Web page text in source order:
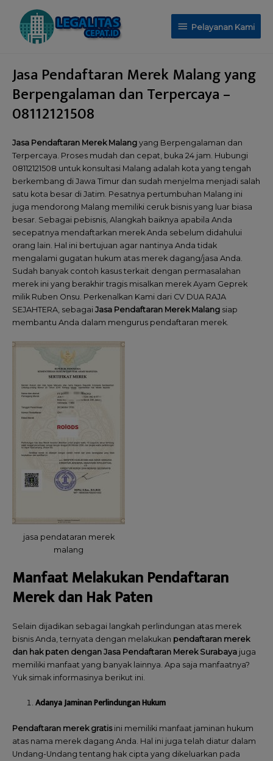
Pelayanan Kami
Jasa Pendaftaran Merek Malang yang
Berpengalaman dan Terpercaya –
08112121508
Jasa Pendaftaran Merek Malang yang Berpengalaman dan
Terpercaya. Proses mudah dan cepat, buka 24 jam. Hubungi
08112121508 untuk konsultasi Malang adalah kota yang tengah
berkembang di Jawa Timur dan sudah menjelma menjadi salah
satu kota besar di Jatim. Pesatnya pertumbuhan Malang ini
juga mendorong Malang memiliki ceruk bisnis yang luar biasa
besar. Sebagai pebisnis, Alangkah baiknya apabila Anda
secepatnya mendaftarkan merek Anda sebelum didahului
orang lain. Hal ini bertujuan agar nantinya Anda tidak
mengalami gugatan hukum atas merek dagang/jasa Anda.
Sudah banyak contoh kasus terkait dengan permasalahan
merek ini yang berakhir tragis misalkan merek Ayam Geprek
milik Ruben Onsu. Perkenalkan Kami dari CV DUA RAJA
SEJAHTERA, sebagai Jasa Pendaftaran Merek Malang siap
membantu Anda dalam mengurus pendaftaran merek.
jasa pendataran merek
malang
Manfaat Melakukan Pendaftaran
Merek dan Hak Paten
Selain dijadikan sebagai langkah perlindungan atas merek
bisnis Anda, ternyata dengan melakukan pendaftaran merek
dan hak paten dengan Jasa Pendaftaran Merek Surabaya juga
memiliki manfaat yang banyak lainnya. Apa saja manfaatnya?
Yuk simak informasinya berikut ini.
Adanya Jaminan Perlindungan Hukum
Pendaftaran merek gratis ini memiliki manfaat jaminan hukum
atas nama merek dagang Anda. Hal ini juga telah diatur dalam
Undang-Undang tentang hak cipta yang dikeluarkan pada